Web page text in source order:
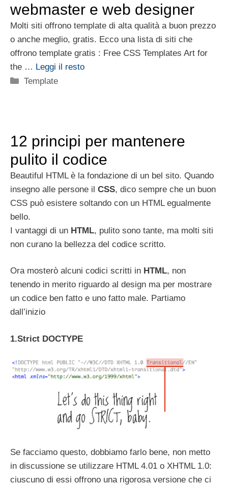
webmaster e web designer
Molti siti offrono template di alta qualità a buon prezzo
o anche meglio, gratis. Ecco una lista di siti che
offrono template gratis : Free CSS Templates Art for
the … Leggi il resto
Categorie
Template
12 principi per mantenere
pulito il codice
Beautiful HTML è la fondazione di un bel sito. Quando
insegno alle persone il CSS, dico sempre che un buon
CSS può esistere soltando con un HTML egualmente
bello.
I vantaggi di un HTML, pulito sono tante, ma molti siti
non curano la bellezza del codice scritto.
Ora mosterò alcuni codici scritti in HTML, non
tenendo in merito riguardo al design ma per mostrare
un codice ben fatto e uno fatto male. Partiamo
dall’inizio
1.Strict DOCTYPE
Se facciamo questo, dobbiamo farlo bene, non metto
in discussione se utilizzare HTML 4.01 o XHTML 1.0:
ciuscuno di essi offrono una rigorosa versione che ci